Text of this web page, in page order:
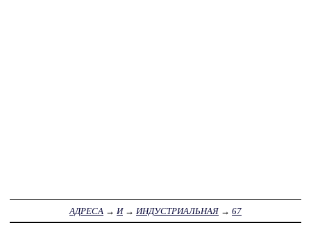
АДРЕСА → И→ ИНДУСТРИАЛЬНАЯ → 67